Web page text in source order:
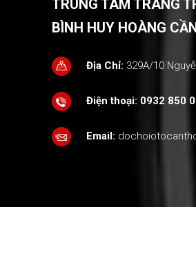
TRUNG TÂM TRANG
BÌNH HUY HOÀNG
Địa Chỉ: 329A/10
Điện thoại: 0932 850
Email: